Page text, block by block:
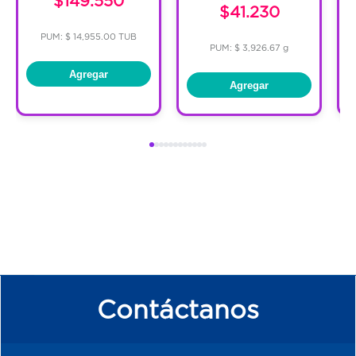
PUM: $ 14,955.00 TUB
Agregar
$41.230
PUM: $ 3,926.67 g
Agregar
Contáctanos